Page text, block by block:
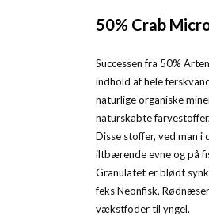
50% Crab
Successen fra 50%
indhold af hele
naturlige organiske
naturskabte
Disse stoffer, ved man
iltbærende evne og på
Granulatet er blødt
feks Neonfisk,
vækstfoder til yngel.